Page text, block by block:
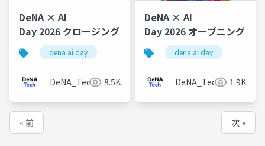
DeNA × AI
Day 2026 クロージング
dena ai day
DeNA_Tech 8.5K
DeNA × AI
Day 2026 オープニング
dena ai day
DeNA_Tech 1.9K
« 前 次 »